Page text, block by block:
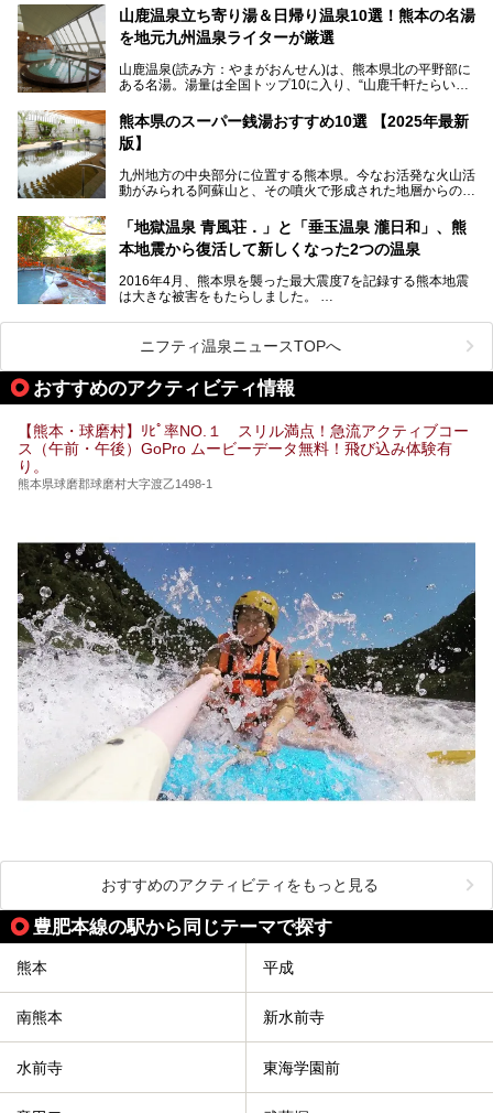
今回は再開した耕きちの湯を訪問し、全浴室(男女別大浴
ます。和傘や竹、ろうそくなどを用いて、和情緒たっぷりの
ライトアップが無料で楽しめます。
日、の合計8日間開催。今回は地元九州在住の筆者が、その
見所を徹底紹介。併せて、その他イベントや立ち寄り湯も併
山鹿温泉立ち寄り湯＆日帰り温泉10選！熊本の名湯
を地元九州温泉ライターが厳選
山鹿温泉(読み方：やまがおんせん)は、熊本県北の平野部に
ある名湯。湯量は全国トップ10に入り、“山鹿千軒たらいな
泉質であり、お湯の良さにも定評があります。
今回は地元九州の温泉ライターの私が実際に入浴した中か
設・家族風呂の3パターンに分類し、合計10施設を厳選して
ご紹介。ぜひ、湯めぐりの参考にして下さいね！
熊本県のスーパー銭湯おすすめ10選 【2025年最新
版】
九州地方の中央部分に位置する熊本県。今なお活発な火山活
動がみられる阿蘇山と、その噴火で形成された地層からの湧
す。
そんな熊本県は、県内の至るところから温泉が湧いている温
泉県でもあります。山鹿温泉、玉名温泉、黒川温泉、人吉温
出すスーパー銭湯が豊富です。なかでも注目のスーパー銭湯
をピックアップしました。
「地獄温泉 青風荘．」と「垂玉温泉 瀧日和」、熊
本地震から復活して新しくなった2つの温泉
2016年4月、熊本県を襲った最大震度7を記録する熊本地震
は大きな被害をもたらしました。
阿蘇山麓の南阿蘇村の「地獄温泉 清風荘」、そして「清風
荘」から400mほど離れた「垂玉（たるたま）温泉 山口旅
館」の2軒は、この地震による土砂崩れなどのために、一時
期は孤立状態に。もしかしたらこの時のニュースで、「地獄
温泉」と「垂玉温泉」の名前を知った人もいるかもしれませ
ん。
この2軒は今どうなっているのでしょうか。実は現在は「地
獄温泉 青風荘．」「垂玉温泉 瀧日和」として営業を再開し
します。
ニフティ温泉ニュースTOPへ
おすすめのアクティビティ情報
【熊本・球磨村】ﾘﾋﾟ率NO.１ スリル満点！急流アクティブコー
ス（午前・午後）GoPro ムービーデータ無料！飛び込み体験有
り。
熊本県球磨郡球磨村大字渡乙1498-1
おすすめのアクティビティをもっと見る
豊肥本線の駅から同じテーマで探す
熊本 平成
南熊本 新水前寺
水前寺 東海学園前